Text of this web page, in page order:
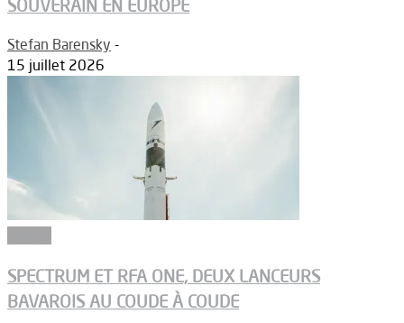
SOUVERAIN EN EUROPE
Stefan Barensky -
15 juillet 2026
SPECTRUM ET RFA ONE, DEUX LANCEURS
BAVAROIS AU COUDE À COUDE